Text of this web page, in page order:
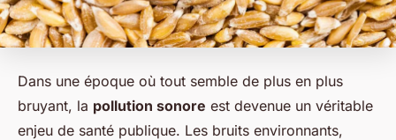
Dans une époque où tout semble de plus en plus
bruyant, la pollution sonore est devenue un véritable
enjeu de santé publique. Les bruits environnants,